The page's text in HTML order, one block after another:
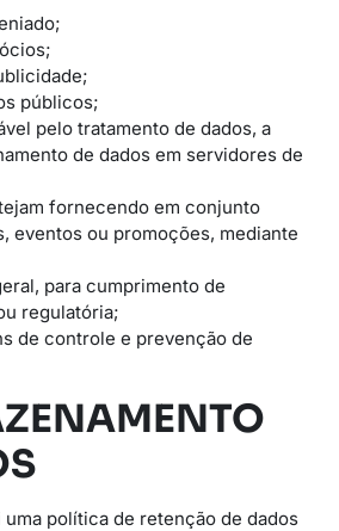
públicos;
pelo tratamento de dados, a
de dados em servidores de
fornecendo em conjunto
eventos ou promoções, mediante
para cumprimento de
regulatória;
de controle e prevenção de
uma política de retenção de dados